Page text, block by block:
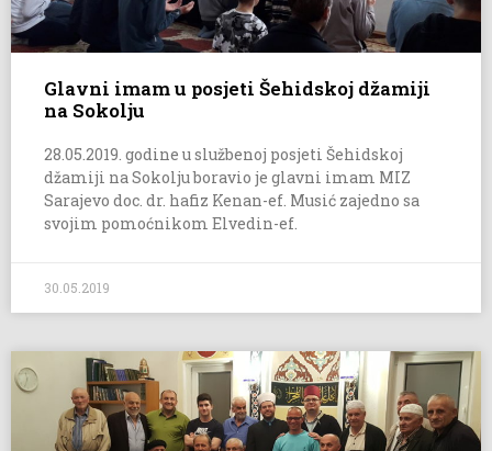
Glavni imam u posjeti Šehidskoj džamiji
na Sokolju
28.05.2019. godine u službenoj posjeti Šehidskoj
džamiji na Sokolju boravio je glavni imam MIZ
Sarajevo doc. dr. hafiz Kenan-ef. Musić zajedno sa
svojim pomoćnikom Elvedin-ef.
30.05.2019